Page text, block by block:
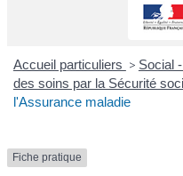
Accueil particuliers > Social
des soins par la Sécurité
l'Assurance maladie
Fiche pratique